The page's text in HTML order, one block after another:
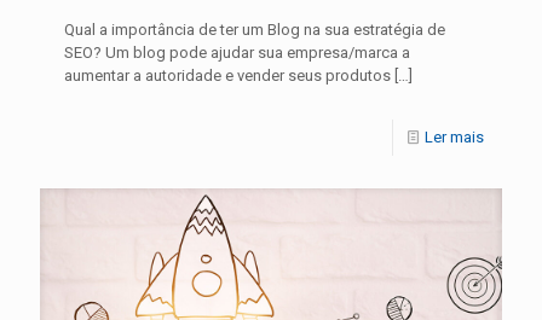
Qual a importância de ter um Blog na sua estratégia de
SEO? Um blog pode ajudar sua empresa/marca a
aumentar a autoridade e vender seus produtos […]
Ler mais